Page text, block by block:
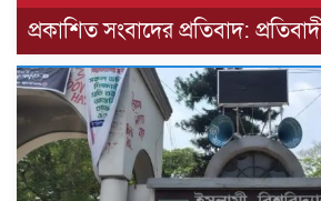
প্রকাশিত সংবাদের প্রতিবাদ: